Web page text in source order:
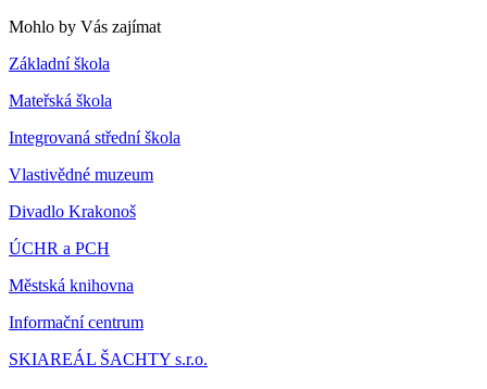
Mohlo by Vás zajímat
Základní škola
Mateřská škola
Integrovaná střední škola
Vlastivědné muzeum
Divadlo Krakonoš
ÚCHR a PCH
Městská knihovna
Informační centrum
SKIAREÁL ŠACHTY s.r.o.